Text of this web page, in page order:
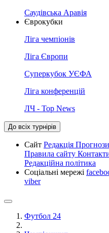
Саудівська Аравія
Єврокубки
Ліга чемпіонів
Ліга Європи
Суперкубок УЄФА
Ліга конференцій
ЛЧ - Top News
До всіх турнірів
Сайт Редакція Прогнози
Правила сайту
Редакційна політика
Соціальні мережі
viber
Футбол 24